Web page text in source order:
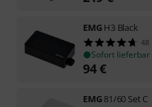
EMGH3 Black
48
Sofort lieferbar
94€
EMG81/60 Set C